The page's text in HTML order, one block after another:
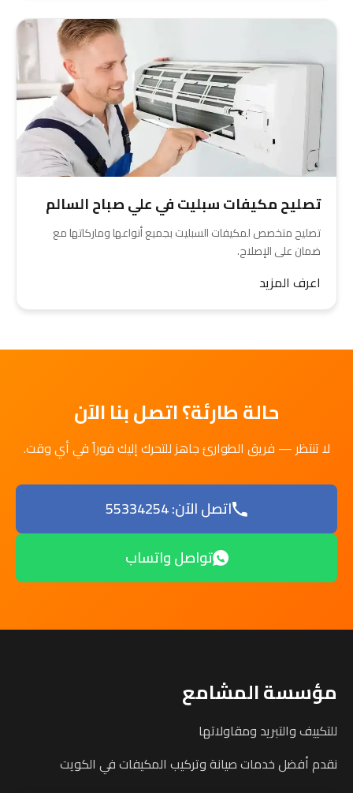
تصليح مكيفات سبليت في علي صباح السالم
تصليح متخصص لمكيفات السبليت بجميع أنواعها وماركاتها مع
ضمان على الإصلاح.
اعرف المزيد
حالة طارئة؟ اتصل بنا الآن
لا تنتظر — فريق الطوارئ جاهز للتحرك إليك فوراً في أي وقت.
اتصل الآن: 55334254
تواصل واتساب
مؤسسة المشامع
للتكييف والتبريد ومقاولاتها
نقدم أفضل خدمات صيانة وتركيب المكيفات في الكويت